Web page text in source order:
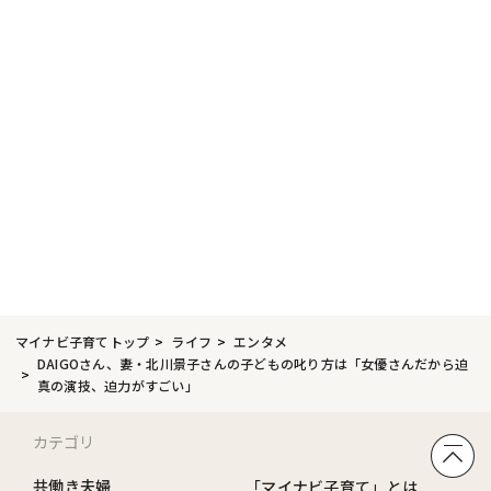
マイナビ子育てトップ ライフ
エンタメ
DAIGOさん、妻・北川景子さんの子どもの叱り方は「女優さんだから迫
真の演技、迫力がすごい」
カテゴリ
共働き夫婦